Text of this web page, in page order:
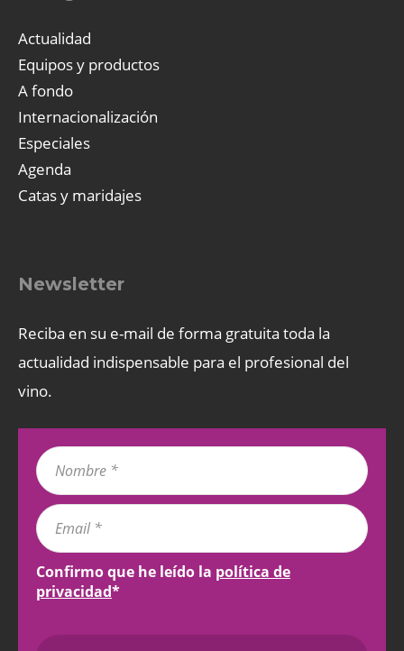
Actualidad
Equipos y productos
A fondo
Internacionalización
Especiales
Agenda
Catas y maridajes
Newsletter
Reciba en su e-mail de forma gratuita toda la
actualidad indispensable para el profesional del
vino.
Confirmo que he leído la política de
privacidad*